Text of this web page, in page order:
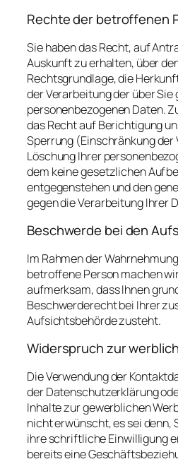
Rechte der betroffenen
Sie haben das Recht, auf
Auskunft zu erhalten, über
Rechtsgrundlage, die
der Verarbeitung der über
personenbezogenen Daten.
das Recht auf Berichtigung
Sperrung (Einschränkung
Löschung Ihrer
dem keine gesetzlichen
entgegenstehen und den
gegen die Verarbeitung Ihrer
Beschwerde bei den
Im Rahmen der
betroffene Person machen
aufmerksam, dass Ihnen
Beschwerderecht bei Ihrer
Aufsichtsbehörde zusteht.
Widerspruch zur
Die Verwendung der
der Datenschutzerklärung
Inhalte zur gewerblichen
nicht erwünscht, es sei denn,
ihre schriftliche Einwilligung
bereits eine